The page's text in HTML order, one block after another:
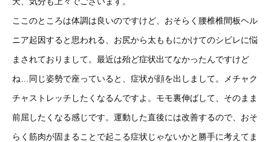
ここのところは体調は良いのですけど、おそらく腰椎椎間板ヘル
ニア起因すると思われる、お尻から太ももにかけてのシビレに悩
まされておりまして。最近は殆ど症状出てなかったんですけど
ね…同じ姿勢で座っていると、症状が顔を出しまして。メチャク
チャストレッチしたくなるんですよ。モモ裏伸ばして、そのまま
前屈したくなる感じです。運動した直後には改善するので、おそ
らく筋肉が固まることで起こる症状じゃないかと勝手に考えてま